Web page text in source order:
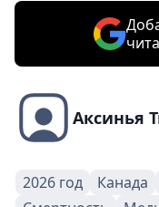
Аксинья
2026 год Канада